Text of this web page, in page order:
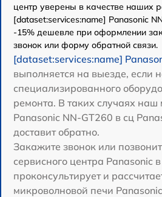
центр уверены в качестве наших
[dataset:services:name] Panasonic
-15% дешевле при оформлении
звонок или форму обратной связи.
[dataset:services:name]
выполняется на выезде, если
специализированного
ремонта. В таких случаях наш
Panasonic NN-GT260 в сц
доставит обратно.
Закажите звонок или
сервисного центра Panasonic
проконсультирует и
микроволновой печи